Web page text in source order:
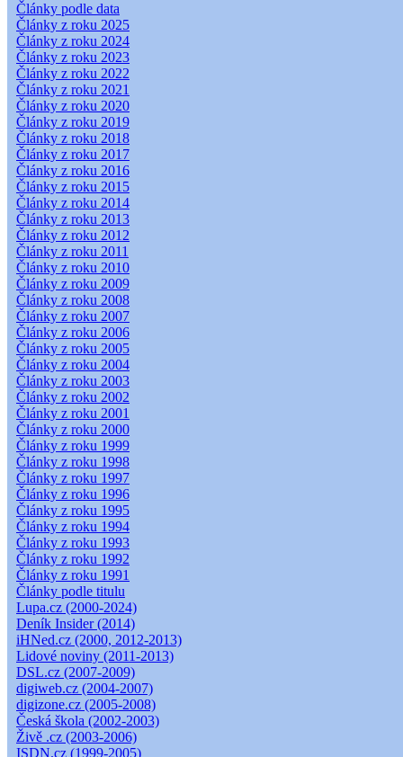
Články podle data
Články z roku 2025
Články z roku 2024
Články z roku 2023
Články z roku 2022
Články z roku 2021
Články z roku 2020
Články z roku 2019
Články z roku 2018
Články z roku 2017
Články z roku 2016
Články z roku 2015
Články z roku 2014
Články z roku 2013
Články z roku 2012
Články z roku 2011
Články z roku 2010
Články z roku 2009
Články z roku 2008
Články z roku 2007
Články z roku 2006
Články z roku 2005
Články z roku 2004
Články z roku 2003
Články z roku 2002
Články z roku 2001
Články z roku 2000
Články z roku 1999
Články z roku 1998
Články z roku 1997
Články z roku 1996
Články z roku 1995
Články z roku 1994
Články z roku 1993
Články z roku 1992
Články z roku 1991
Články podle titulu
Lupa.cz (2000-2024)
Deník Insider (2014)
iHNed.cz (2000, 2012-2013)
Lidové noviny (2011-2013)
DSL.cz (2007-2009)
digiweb.cz (2004-2007)
digizone.cz (2005-2008)
Česká škola (2002-2003)
Živě .cz (2003-2006)
ISDN.cz (1999-2005)